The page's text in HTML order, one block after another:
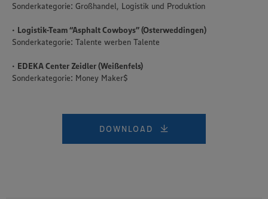
Sonderkategorie: Großhandel, Logistik und Produktion
• Logistik-Team “Asphalt Cowboys” (Osterweddingen)
Sonderkategorie: Talente werben Talente
• EDEKA Center Zeidler (Weißenfels)
Sonderkategorie: Money Maker$
DOWNLOAD